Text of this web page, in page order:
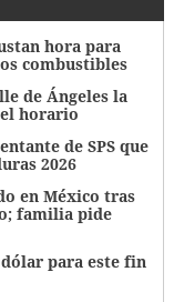
hora para
combustibles
de Ángeles la
el horario
de SPS que
2026
en México tras
familia pide
para este fin